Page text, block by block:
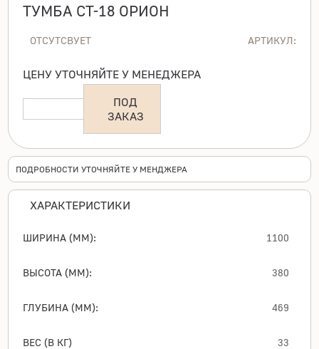
ТУМБА СТ-18 ОРИОН
ОТСУТСВУЕТ АРТИКУЛ:
ЦЕНУ УТОЧНЯЙТЕ У МЕНЕДЖЕРА
ПОД
ЗАКАЗ
ПОДРОБНОСТИ УТОЧНЯЙТЕ У МЕНДЖЕРА
ХАРАКТЕРИСТИКИ
ШИРИНА (ММ): 1100
ВЫСОТА (ММ): 380
ГЛУБИНА (ММ): 469
ВЕС (В КГ) 33